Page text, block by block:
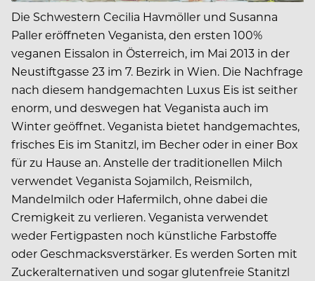
Die Schwestern Cecilia Havmöller und Susanna
Paller eröffneten Veganista, den ersten 100%
veganen Eissalon in Österreich, im Mai 2013 in der
Neustiftgasse 23 im 7. Bezirk in Wien. Die Nachfrage
nach diesem handgemachten Luxus Eis ist seither
enorm, und deswegen hat Veganista auch im
Winter geöffnet. Veganista bietet handgemachtes,
frisches Eis im Stanitzl, im Becher oder in einer Box
für zu Hause an. Anstelle der traditionellen Milch
verwendet Veganista Sojamilch, Reismilch,
Mandelmilch oder Hafermilch, ohne dabei die
Cremigkeit zu verlieren. Veganista verwendet
weder Fertigpasten noch künstliche Farbstoffe
oder Geschmacksverstärker. Es werden Sorten mit
Zuckeralternativen und sogar glutenfreie Stanitzl